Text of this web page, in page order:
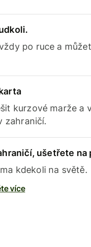
po ruce a
kurzové marže a
zahraničí.
ušetřete na
kdekoli na světě.
více